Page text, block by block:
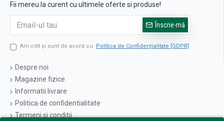
Fii mereu la curent cu ultimele oferte si produse!
Înscrie-mă
Am citit şi sunt de acord cu Politica de Confidențialitate [GDPR]
Despre noi
Magazine fizice
Informatii livrare
Politica de confidentialitate
Termeni si conditii